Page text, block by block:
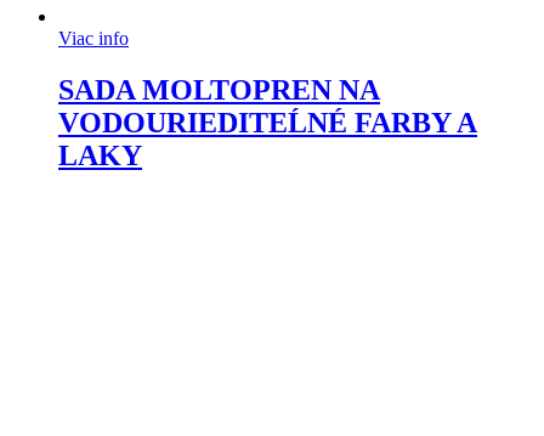
Viac info
SADA MOLTOPREN NA
VODOURIEDITEĹNÉ FARBY A
LAKY